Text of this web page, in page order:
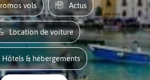
Promos vols Actus
Location de voiture
Hôtels & hébergements